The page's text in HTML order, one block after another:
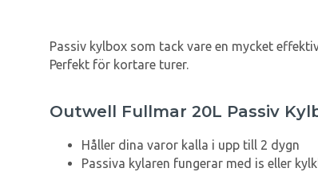
Passiv kylbox som tack vare en mycket
Perfekt för kortare turer.
Outwell Fullmar 20L Passiv
Håller dina varor kalla i upp till 2 dygn
Passiva kylaren fungerar med is eller